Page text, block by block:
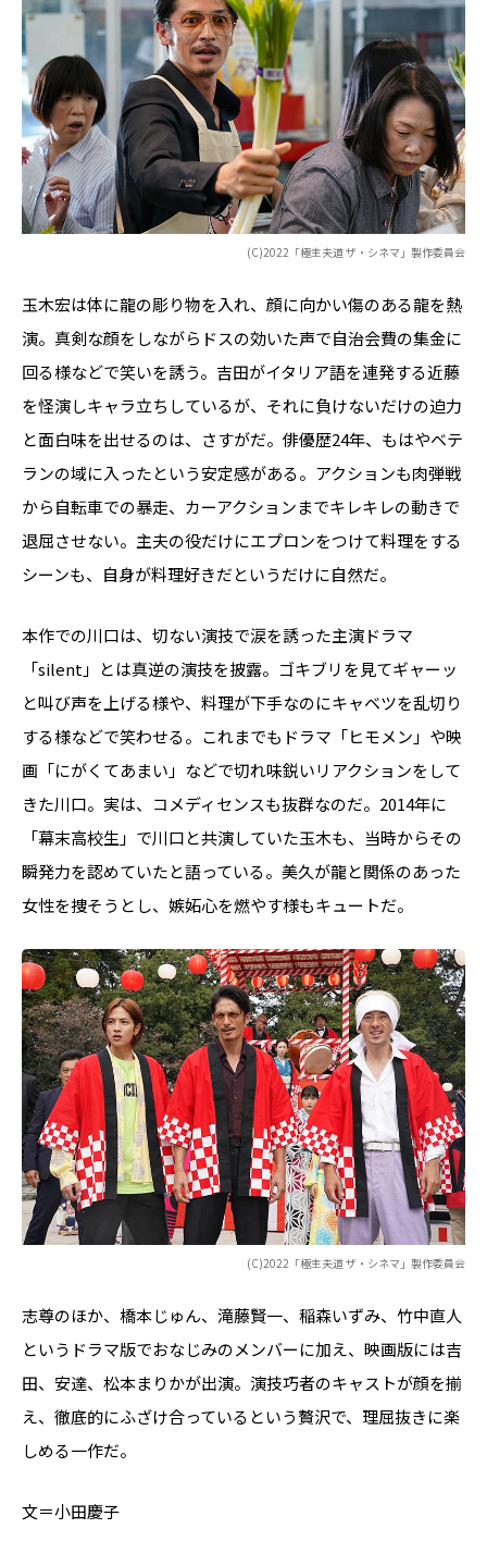
(C)2022「極主夫道 ザ・シネマ」製作委員会
玉木宏は体に龍の彫り物を入れ、顔に向かい傷のある龍を熱
演。真剣な顔をしながらドスの効いた声で自治会費の集金に
回る様などで笑いを誘う。吉田がイタリア語を連発する近藤
を怪演しキャラ立ちしているが、それに負けないだけの迫力
と面白味を出せるのは、さすがだ。俳優歴24年、もはやベテ
ランの域に入ったという安定感がある。アクションも肉弾戦
から自転車での暴走、カーアクションまでキレキレの動きで
退屈させない。主夫の役だけにエプロンをつけて料理をする
シーンも、自身が料理好きだというだけに自然だ。
本作での川口は、切ない演技で涙を誘った主演ドラマ
「silent」とは真逆の演技を披露。ゴキブリを見てギャーッ
と叫び声を上げる様や、料理が下手なのにキャベツを乱切り
する様などで笑わせる。これまでもドラマ「ヒモメン」や映
画「にがくてあまい」などで切れ味鋭いリアクションをして
きた川口。実は、コメディセンスも抜群なのだ。2014年に
「幕末高校生」で川口と共演していた玉木も、当時からその
瞬発力を認めていたと語っている。美久が龍と関係のあった
女性を捜そうとし、嫉妬心を燃やす様もキュートだ。
(C)2022「極主夫道 ザ・シネマ」製作委員会
志尊のほか、橋本じゅん、滝藤賢一、稲森いずみ、竹中直人
というドラマ版でおなじみのメンバーに加え、映画版には吉
田、安達、松本まりかが出演。演技巧者のキャストが顔を揃
え、徹底的にふざけ合っているという贅沢で、理屈抜きに楽
しめる一作だ。
文＝小田慶子